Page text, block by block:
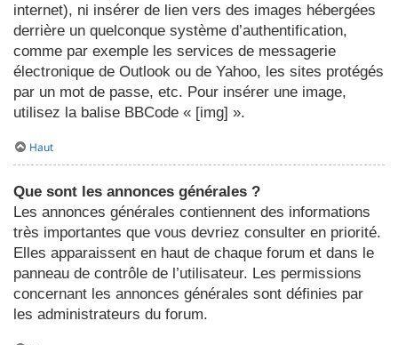
internet), ni insérer de lien vers des images hébergées
derrière un quelconque système d’authentification,
comme par exemple les services de messagerie
électronique de Outlook ou de Yahoo, les sites protégés
par un mot de passe, etc. Pour insérer une image,
utilisez la balise BBCode « [img] ».
Haut
Que sont les annonces générales ?
Les annonces générales contiennent des informations
très importantes que vous devriez consulter en priorité.
Elles apparaissent en haut de chaque forum et dans le
panneau de contrôle de l’utilisateur. Les permissions
concernant les annonces générales sont définies par
les administrateurs du forum.